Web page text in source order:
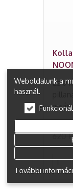
Ez a
arcát.
620
Weboldalunk a
használ.
További